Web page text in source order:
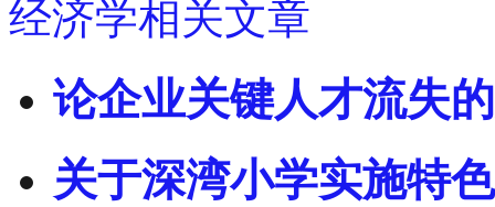
经济学相关文章
论企业关键人才流失
关于深湾小学实施特